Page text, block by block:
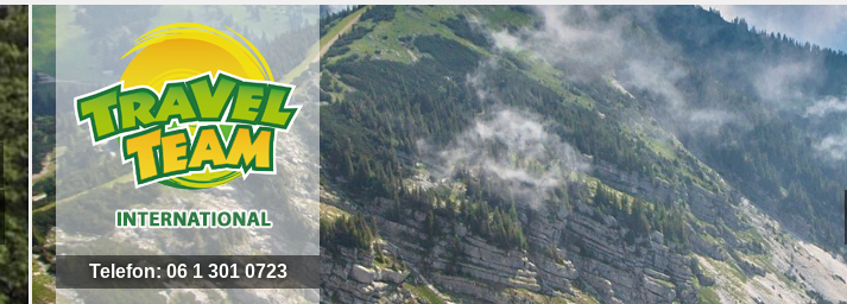
Telefon: 06 1 301 0723